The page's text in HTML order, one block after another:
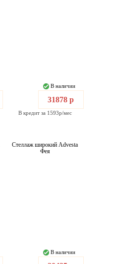
В наличии
31878 р
В кредит за 1593р/мес
Стеллаж широкий Advesta
Фея
В наличии